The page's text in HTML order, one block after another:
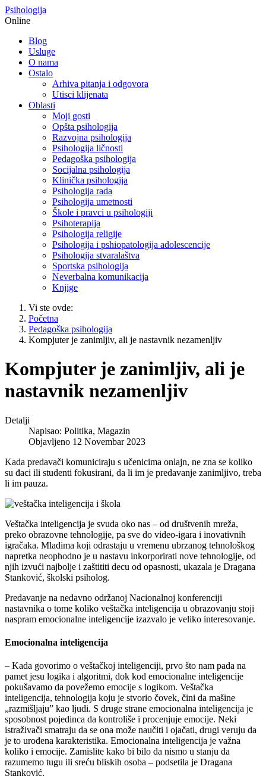
Psihologija
Online
Blog
Usluge
O nama
Ostalo
Arhiva pitanja i odgovora
Utisci klijenata
Oblasti
Moji gosti
Opšta psihologija
Razvojna psihologija
Psihologija ličnosti
Pedagoška psihologija
Socijalna psihologija
Klinička psihologija
Psihologija rada
Psihologija umetnosti
Škole i pravci u psihologiji
Psihoterapija
Psihologija religije
Psihologija i pshiopatologija adolescencije
Psihologija stvaralaštva
Sportska psihologija
Neverbalna komunikacija
Knjige
Vi ste ovde:
Početna
Pedagoška psihologija
Kompjuter je zanimljiv, ali je nastavnik nezamenljiv
Kompjuter je zanimljiv, ali je
nastavnik nezamenljiv
Detalji
Napisao: Politika, Magazin
Objavljeno 12 Novembar 2023
Kada predavači komuniciraju s učenicima onlajn, ne zna se koliko
su đaci ili studenti fokusirani, da li im je predavanje zanimljivo, treba
li im pauza.
Veštačka inteligencija je svuda oko nas – od društvenih mreža,
preko obrazovne tehnologije, pa sve do video-igara i inovativnih
igračaka. Mladima koji odrastaju u vremenu ubrzanog tehnološkog
napretka neophodno je u nastavu inkorporirati nove tehnologije, od
njih izvući najbolje i zaštititi decu od opasnosti, ukazala je Dragana
Stanković, školski psiholog.
Predavanje na nedavno održanoj Nacionalnoj konferenciji
nastavnika o tome koliko veštačka inteligencija u obrazovanju stoji
naspram emocionalne inteligencije izazvalo je veliko interesovanje.
Emocionalna inteligencija
– Kada govorimo o veštačkoj inteligenciji, prvo što nam pada na
pamet jesu logika i algoritmi, dok kod emocionalne inteligencije
pokušavamo da povežemo emocije s logikom. Veštačka
inteligencija, tehnologija koju je stvorio čovek, čini da mašine
„razmišljaju” kao ljudi. S druge strane emocionalna inteligencija je
sposobnost pojedinca da kontroliše i procenjuje emocije. Neki
istraživači smatraju da se ona može naučiti i ojačati, drugi veruju da
je to urođena karakteristika. Emocionalna inteligencija je važna
koliko i emocije. Zamislite kako bi bilo da nismo u stanju da
razumemo tugu ili sreću bliskih osoba – podsetila je Dragana
Stanković.